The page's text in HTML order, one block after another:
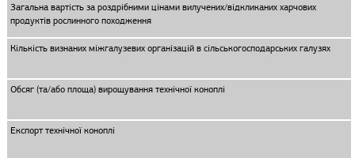
Загальна вартість за роздрібними цінами вилучених/відкликаних харчових
продуктів рослинного походження
Кількість визнаних міжгалузевих організацій в сільськогосподарських галузях
Обсяг (та/або площа) вирощування технічної коноплі
Експорт технічної коноплі